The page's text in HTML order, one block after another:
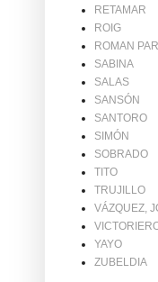
RETAMAR
ROIG
ROMAN
SABINA
SALAS
SANSÓN
SANTORO
SIMÓN
SOBRADO
TITO
TRUJILLO
VÁZQUEZ,
YAYO
ZUBELDIA